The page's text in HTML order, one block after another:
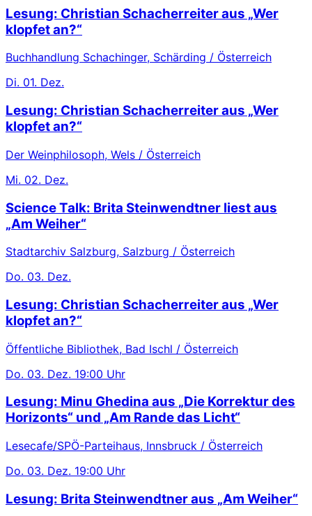
Lesung: Christian Schacherreiter aus „Wer
klopfet an?“
Buchhandlung Schachinger, Schärding / Österreich
Di. 01. Dez.
Lesung: Christian Schacherreiter aus „Wer
klopfet an?“
Der Weinphilosoph, Wels / Österreich
Mi. 02. Dez.
Science Talk: Brita Steinwendtner liest aus
„Am Weiher“
Stadtarchiv Salzburg, Salzburg / Österreich
Do. 03. Dez.
Lesung: Christian Schacherreiter aus „Wer
klopfet an?“
Öffentliche Bibliothek, Bad Ischl / Österreich
Do. 03. Dez. 19:00 Uhr
Lesung: Minu Ghedina aus „Die Korrektur des
Horizonts“ und „Am Rande das Licht“
Lesecafe/SPÖ-Parteihaus, Innsbruck / Österreich
Do. 03. Dez. 19:00 Uhr
Lesung: Brita Steinwendtner aus „Am Weiher“